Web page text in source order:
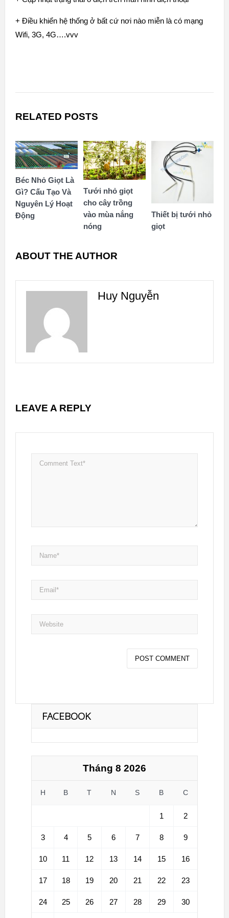
+ Điều khiển hệ thống ở bất cứ nơi nào miễn là có mạng
Wifi, 3G, 4G….vvv
RELATED POSTS
Béc Nhỏ Giọt Là
Gì? Cấu Tạo Và
Nguyên Lý Hoạt
Động
Tưới nhỏ giọt
cho cây trồng
vào mùa nắng
nóng
Thiết bị tưới nhỏ
giọt
ABOUT THE AUTHOR
Huy Nguyễn
LEAVE A REPLY
FACEBOOK
Tháng 8 2026
H B T N S B C
1 2
3 4 5 6 7 8 9
10 11 12 13 14 15 16
17 18 19 20 21 22 23
24 25 26 27 28 29 30